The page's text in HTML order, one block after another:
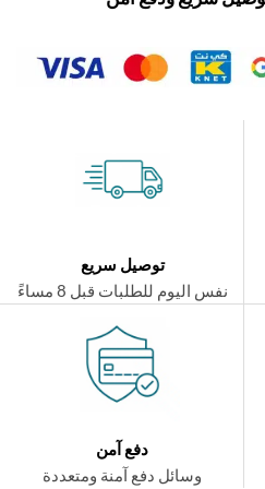
توصيل سريع
نفس اليوم للطلبات قبل 8 مساءً
دفع آمن
وسائل دفع آمنة ومتعددة